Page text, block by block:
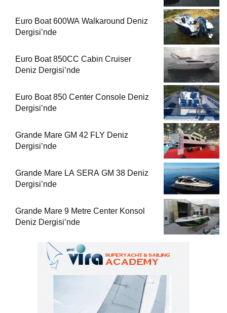
Euro Boat 600WA Walkaround Deniz
Dergisi’nde
Euro Boat 850CC Cabin Cruiser
Deniz Dergisi’nde
Euro Boat 850 Center Console Deniz
Dergisi’nde
Grande Mare GM 42 FLY Deniz
Dergisi’nde
Grande Mare LA SERA GM 38 Deniz
Dergisi’nde
Grande Mare 9 Metre Center Konsol
Deniz Dergisi’nde